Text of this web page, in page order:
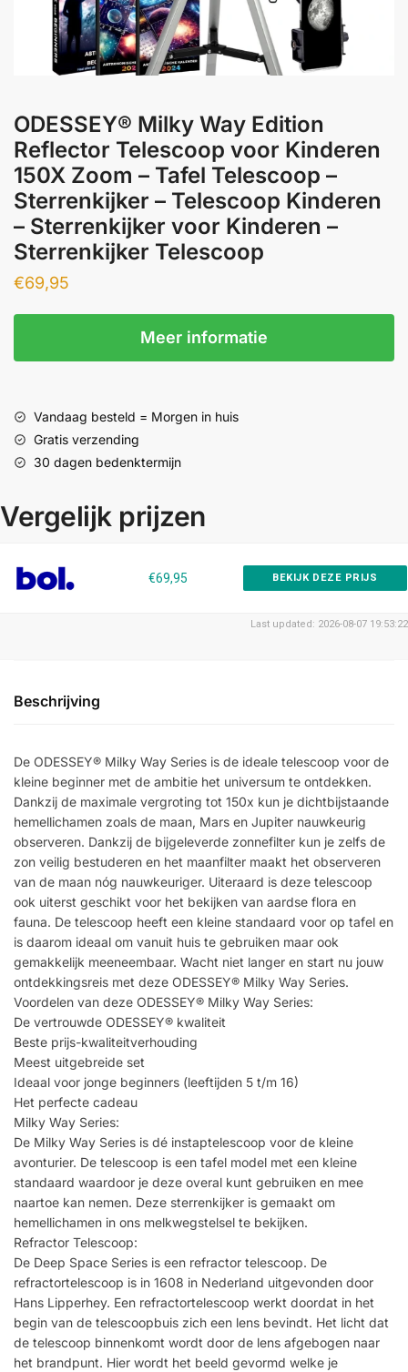
ODESSEY® Milky Way Edition
Reflector Telescoop voor Kinderen
150X Zoom – Tafel Telescoop –
Sterrenkijker – Telescoop Kinderen
– Sterrenkijker voor Kinderen –
Sterrenkijker Telescoop
€69,95
Meer informatie
Vandaag besteld = Morgen in huis
Gratis verzending
30 dagen bedenktermijn
Vergelijk prijzen
€69,95 BEKIJK DEZE PRIJS
Last updated: 2026-08-07 19:53:22
Beschrijving
De ODESSEY® Milky Way Series is de ideale telescoop voor de
kleine beginner met de ambitie het universum te ontdekken.
Dankzij de maximale vergroting tot 150x kun je dichtbijstaande
hemellichamen zoals de maan, Mars en Jupiter nauwkeurig
observeren. Dankzij de bijgeleverde zonnefilter kun je zelfs de
zon veilig bestuderen en het maanfilter maakt het observeren
van de maan nóg nauwkeuriger. Uiteraard is deze telescoop
ook uiterst geschikt voor het bekijken van aardse flora en
fauna. De telescoop heeft een kleine standaard voor op tafel en
is daarom ideaal om vanuit huis te gebruiken maar ook
gemakkelijk meeneembaar. Wacht niet langer en start nu jouw
ontdekkingsreis met deze ODESSEY® Milky Way Series.
Voordelen van deze ODESSEY® Milky Way Series:
De vertrouwde ODESSEY® kwaliteit
Beste prijs-kwaliteitverhouding
Meest uitgebreide set
Ideaal voor jonge beginners (leeftijden 5 t/m 16)
Het perfecte cadeau
Milky Way Series:
De Milky Way Series is dé instaptelescoop voor de kleine
avonturier. De telescoop is een tafel model met een kleine
standaard waardoor je deze overal kunt gebruiken en mee
naartoe kan nemen. Deze sterrenkijker is gemaakt om
hemellichamen in ons melkwegstelsel te bekijken.
Refractor Telescoop:
De Deep Space Series is een refractor telescoop. De
refractortelescoop is in 1608 in Nederland uitgevonden door
Hans Lipperhey. Een refractortelescoop werkt doordat in het
begin van de telescoopbuis zich een lens bevindt. Het licht dat
de telescoop binnenkomt wordt door de lens afgebogen naar
het brandpunt. Hier wordt het beeld gevormd welke je